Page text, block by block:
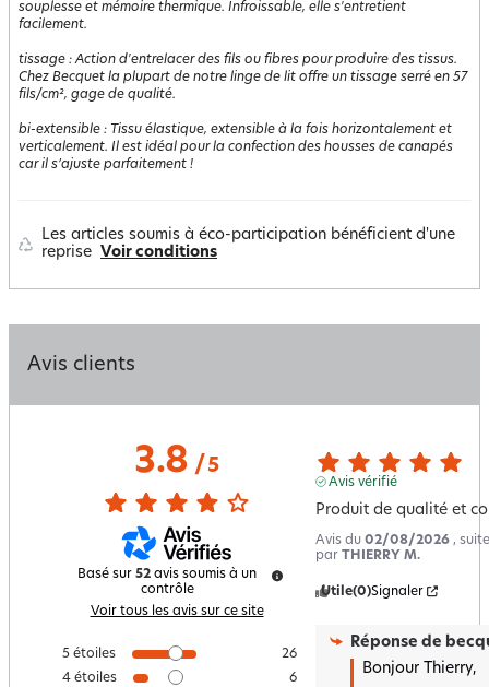
souplesse et mémoire thermique. Infroissable, elle s'entretient
facilement.
tissage :Action d'entrelacer des fils ou fibres pour produire des tissus.
Chez Becquet la plupart de notre linge de lit offre un tissage serré en 57
fils/cm², gage de qualité.
bi-extensible : Tissu élastique, extensible à la fois horizontalement et
verticalement. Il est idéal pour la confection des housses de canapés
car il s’ajuste parfaitement !
Les articles soumis à éco-participation bénéficient d'une
reprise Voir conditions
Avis clients
3.8/ 5
Basé sur 52 avis soumis à un
contrôle
Voir tous les avis sur ce site
5 étoiles
26
4 étoiles 6
Avis vérifié
Produit de qualité et
Avis du 02/08/2026 ,
par THIERRY M.
Utile(0)Signaler
Réponse de
Bonjour Thierry,